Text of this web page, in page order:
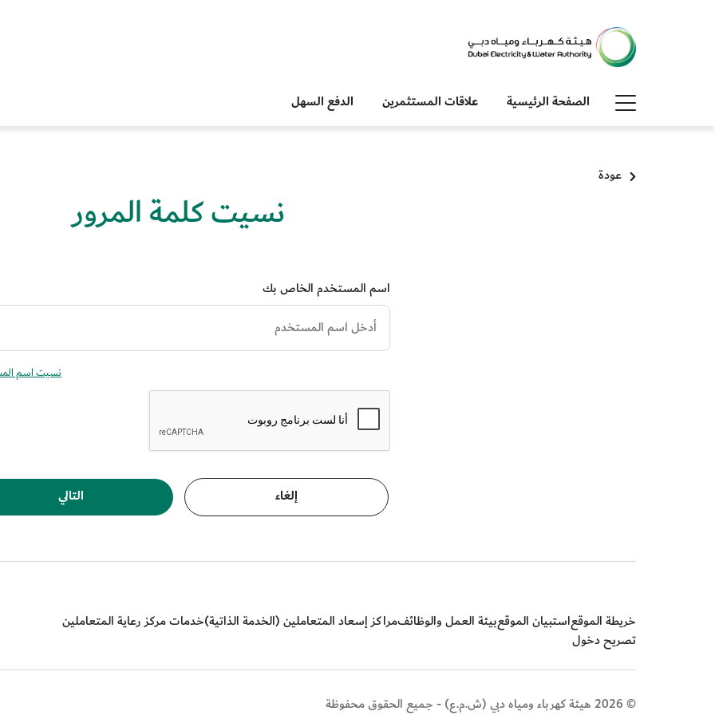
الصفحة الرئيسية علاقات المستثمرين الدفع السهل
عودة
نسيت كلمة المرور
.اسم المستخدم الخاص بك
نسيت اسم
إلغاء التالي
خريطة الموقعاستبيان الموقعبيئة العمل والوظائفمراكز إسعاد المتعاملين (الخدمة الذاتية)خدمات مركز رعاية المتعاملين
تصريح دخول
© 2026 هيئة كهرباء ومياه دبي (ش.م.ع) - جميع الحقوق محفوظة